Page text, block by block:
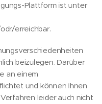
Plattform ist unter
erreichbar.
beizulegen. Darüber
an einem
und können Ihnen
leider auch nicht